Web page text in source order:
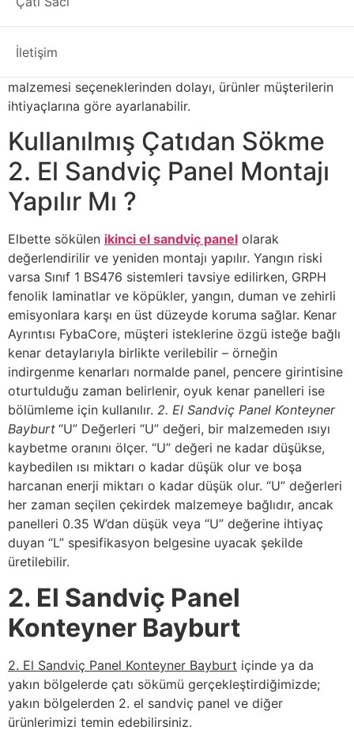
İletişim
köpek kulübelerinde . Temel Malzemeler Dahil Olabilir:
Strafor EPS,Poliüretan Köpük Kontrplak veyaOSB
Yukarıdaki Fenolik Köpük Kapı Boşluklarının Birleşimi
malzemesi seçeneklerinden dolayı, ürünler müşterilerin
ihtiyaçlarına göre ayarlanabilir.
Kullanılmış Çatıdan Sökme
2. El Sandviç Panel Montajı
Yapılır Mı ?
Elbette sökülen ikinci el sandviç panel olarak
değerlendirilir ve yeniden montajı yapılır. Yangın riski
varsa Sınıf 1 BS476 sistemleri tavsiye edilirken, GRPH
fenolik laminatlar ve köpükler, yangın, duman ve zehirli
emisyonlara karşı en üst düzeyde koruma sağlar. Kenar
Ayrıntısı FybaCore, müşteri isteklerine özgü isteğe bağlı
kenar detaylarıyla birlikte verilebilir – örneğin
indirgenme kenarları normalde panel, pencere girintisine
oturtulduğu zaman belirlenir, oyuk kenar panelleri ise
bölümleme için kullanılır. 2. El Sandviç Panel Konteyner
Bayburt “U” Değerleri “U” değeri, bir malzemeden ısıyı
kaybetme oranını ölçer. “U” değeri ne kadar düşükse,
kaybedilen ısı miktarı o kadar düşük olur ve boşa
harcanan enerji miktarı o kadar düşük olur. “U” değerleri
her zaman seçilen çekirdek malzemeye bağlıdır, ancak
panelleri 0.35 W’dan düşük veya “U” değerine ihtiyaç
duyan “L” spesifikasyon belgesine uyacak şekilde
üretilebilir.
2. El Sandviç Panel
Konteyner Bayburt
2. El Sandviç Panel Konteyner Bayburt içinde ya da
yakın bölgelerde çatı sökümü gerçekleştirdiğimizde;
yakın bölgelerden 2. el sandviç panel ve diğer
ürünlerimizi temin edebilirsiniz.